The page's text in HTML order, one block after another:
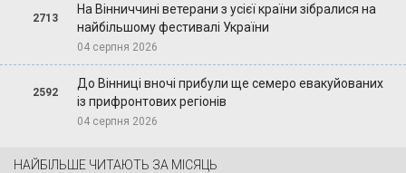
2713
На Вінниччині ветерани з усієї країни зібралися на
найбільшому фестивалі України
04 серпня 2026
2592
До Вінниці вночі прибули ще семеро евакуйованих
із прифронтових регіонів
04 серпня 2026
НАЙБІЛЬШЕ ЧИТАЮТЬ ЗА МІСЯЦЬ